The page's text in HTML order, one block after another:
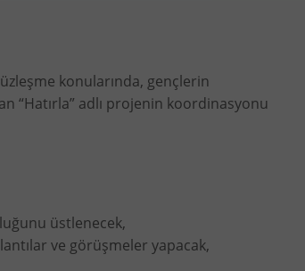
konularında, gençlerin
“Hatırla” adlı projenin koordinasyonu
üstlenecek,
ve görüşmeler yapacak,